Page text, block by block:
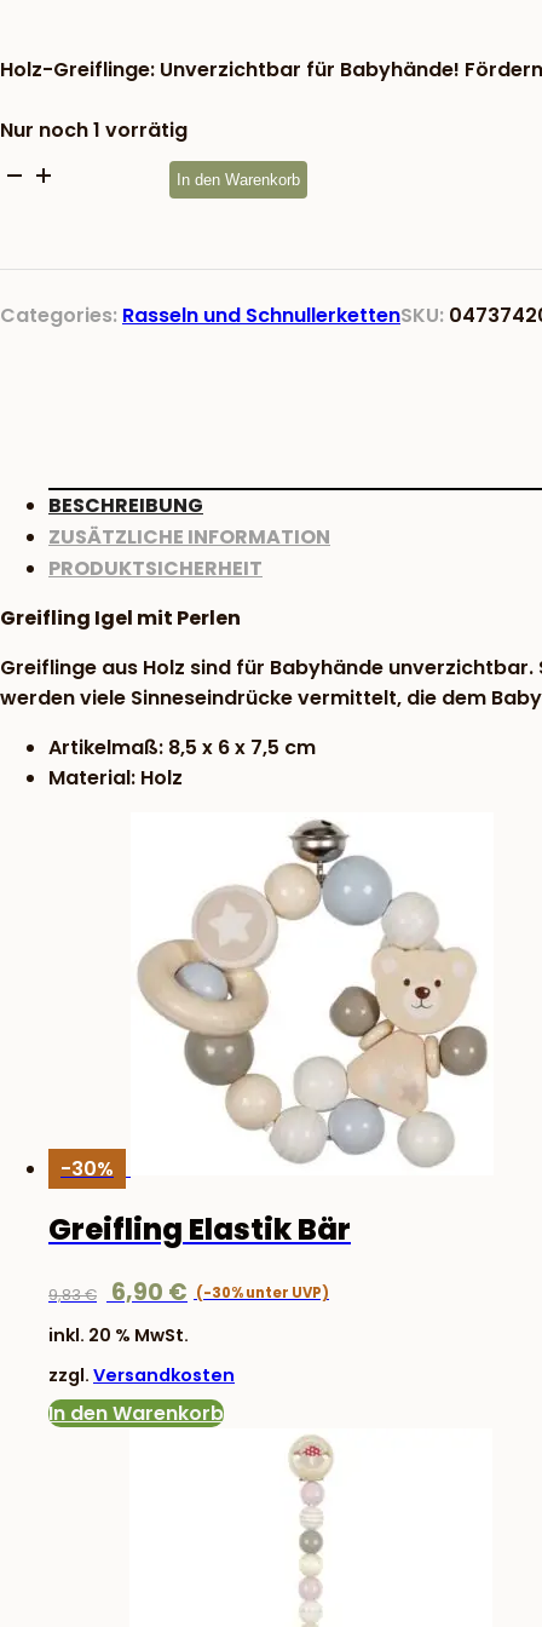
9,83 €
Holz-Greiflinge: Unverzichtbar für Babyhände!
Nur noch 1 vorrätig
Greifling
Perlen
In den Warenkorb
Categories: Rasseln und SchnullerkettenSKU:
BESCHREIBUNG
ZUSÄTZLICHE INFORMATION
PRODUKTSICHERHEIT
Greifling Igel mit Perlen
Greiflinge aus Holz sind für Babyhände
werden viele Sinneseindrücke vermittelt, die dem
Artikelmaß: 8,5 x 6 x 7,5 cm
Material: Holz
-30%
Greifling Elastik Bär
9,83€
Ursprünglicher
war:
9,83 €
6,90 €
inkl. 20 % MwSt.
zzgl. Versandkosten
In den Warenkorb